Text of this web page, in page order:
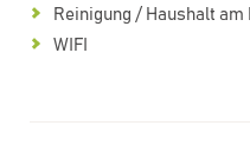
Reinigung / Haushalt
WIFI